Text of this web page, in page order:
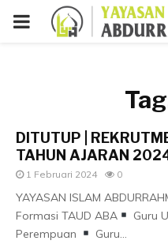
PRIMARY
DITUTUP |
TAHUN AJARAN
1 Februari 2024 0
YAYASAN ISLAM
Formasi TAUD ABA
Guru
Perempuan
Guru...